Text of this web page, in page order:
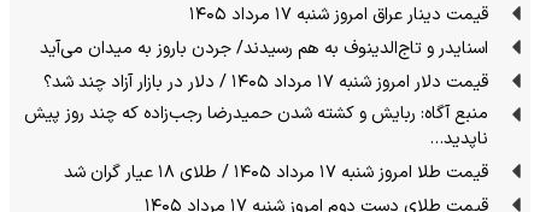
قیمت دینار عراق امروز شنبه ۱۷ مرداد ۱۴۰۵
اسنایدر و تاج‌الدینوف به هم رسیدند/ جردن باروز به میدان می‌آید
قیمت دلار امروز شنبه ۱۷ مرداد ۱۴۰۵ / دلار در بازار آزاد چند شد؟
منبع آگاه: ربایش و کشته شدن حمیدرضا رجب‌زاده که چند روز پیش
ناپدید…
قیمت طلا امروز شنبه ۱۷ مرداد ۱۴۰۵ / طلای ۱۸ عیار گران شد
قیمت طلای دست دوم امروز شنبه ۱۷ مرداد ۱۴۰۵